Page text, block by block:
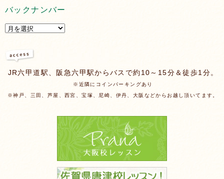
バックナンバー
JR六甲道駅、阪急六甲駅からバスで約10～15分＆徒歩1分。
※近隣にコインパーキングあり
※神戸、三田、芦屋、西宮、宝塚、尼崎、伊丹、大阪などからお越し頂いてます。